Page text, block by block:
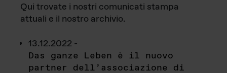
Qui trovate i nostri comunicati stampa
attuali e il nostro archivio.
13.12.2022 -
Das ganze Leben è il nuovo
partner dell’associazione di